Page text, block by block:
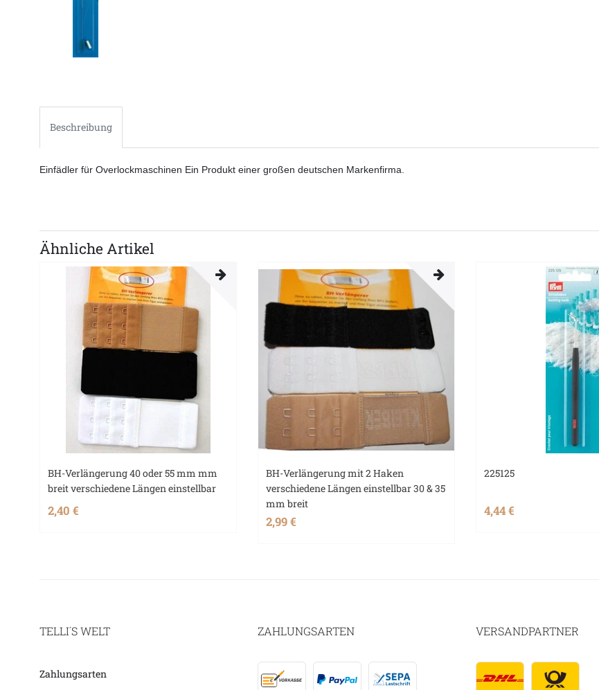
Beschreibung
Einfädler für Overlockmaschinen Ein Produkt einer großen deutschen Markenfirma.
Ähnliche Artikel
BH-Verlängerung 40 oder 55 mm mm
breit verschiedene Längen einstellbar
2,40 €
BH-Verlängerung mit 2 Haken
verschiedene Längen einstellbar 30 & 35
mm breit
2,99 €
225125
4,44 €
TELLI´S WELT
Zahlungsarten
ZAHLUNGSARTEN VERSANDPARTNER